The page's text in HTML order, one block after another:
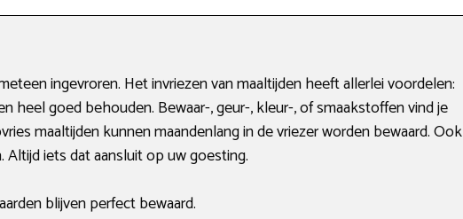
ingevroren. Het invriezen van maaltijden heeft allerlei voordelen:
heel goed behouden. Bewaar-, geur-, kleur-, of smaakstoffen vind je
maaltijden kunnen maandenlang in de vriezer worden bewaard. Ook
iets dat aansluit op uw goesting.
blijven perfect bewaard.